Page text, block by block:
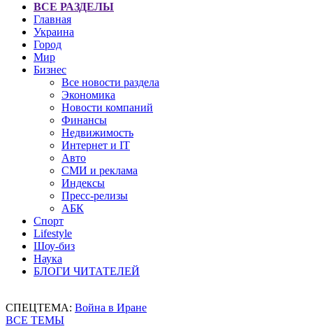
ВСЕ РАЗДЕЛЫ
Главная
Украина
Город
Мир
Бизнес
Все новости раздела
Экономика
Новости компаний
Финансы
Недвижимость
Интернет и IT
Авто
СМИ и реклама
Индексы
Пресс-релизы
АБК
Спорт
Lifestyle
Шоу-биз
Наука
БЛОГИ ЧИТАТЕЛЕЙ
СПЕЦТЕМА: Война в Иране
ВСЕ ТЕМЫ